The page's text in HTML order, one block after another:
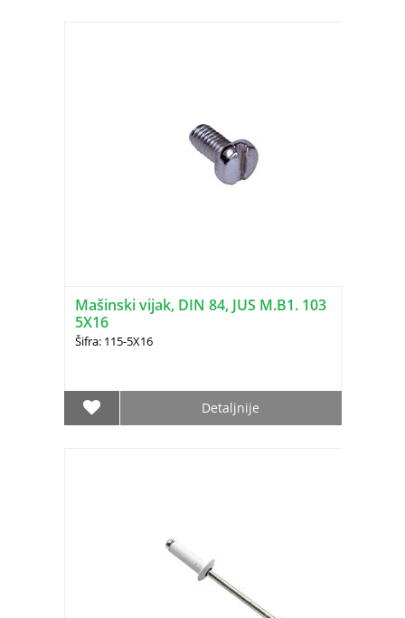
Mašinski vijak, DIN 84, JUS M.B1. 103
5X16
Šifra: 115-5X16
Detaljnije